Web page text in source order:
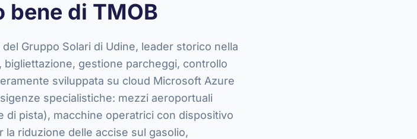
di TMOB
Gruppo Solari di Udine, leader storico nella
gestione parcheggi, controllo
sviluppata su cloud Microsoft Azure
specialistiche: mezzi aeroportuali
pista), macchine operatrici con dispositivo
la riduzione delle accise sul gasolio,